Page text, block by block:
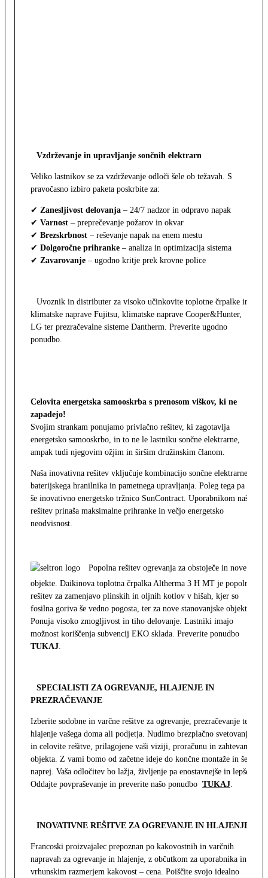
Vzdrževanje in upravljanje sončnih elektrarn
Veliko lastnikov se za vzdrževanje odloči šele ob težavah. S
pravočasno izbiro paketa poskrbite za:
✔ Zanesljivost delovanja – 24/7 nadzor in odpravo napak
✔ Varnost – preprečevanje požarov in okvar
✔ Brezskrbnost – reševanje napak na enem mestu
✔ Dolgoročne prihranke – analiza in optimizacija sistema
✔ Zavarovanje – ugodno kritje prek krovne police
Uvoznik in distributer za visoko učinkovite toplotne črpalke in
klimatske naprave Fujitsu, klimatske naprave Cooper&Hunter,
LG ter prezračevalne sisteme Dantherm. Preverite ugodno
ponudbo.
Celovita energetska samooskrba s prenosom viškov, ki ne
zapadejo!
Svojim strankam ponujamo privlačno rešitev, ki zagotavlja
energetsko samooskrbo, in to ne le lastniku sončne elektrarne,
ampak tudi njegovim ožjim in širšim družinskim članom.
Naša inovativna rešitev vključuje kombinacijo sončne elektrarne,
baterijskega hranilnika in pametnega upravljanja. Poleg tega pa
še inovativno energetsko tržnico SunContract. Uporabnikom naša
rešitev prinaša maksimalne prihranke in večjo energetsko
neodvisnost.
Popolna rešitev ogrevanja za obstoječe in nove
objekte. Daikinova toplotna črpalka Altherma 3 H MT je popolna
rešitev za zamenjavo plinskih in oljnih kotlov v hišah, kjer so
fosilna goriva še vedno pogosta, ter za nove stanovanjske objekte.
Ponuja visoko zmogljivost in tiho delovanje. Lastniki imajo
možnost koriščenja subvencij EKO sklada. Preverite ponudbo
TUKAJ.
SPECIALISTI ZA OGREVANJE, HLAJENJE IN
PREZRAČEVANJE
Izberite sodobne in varčne rešitve za ogrevanje, prezračevanje ter
hlajenje vašega doma ali podjetja. Nudimo brezplačno svetovanje
in celovite rešitve, prilagojene vaši viziji, proračunu in zahtevam
objekta. Z vami bomo od začetne ideje do končne montaže in še
naprej. Vaša odločitev bo lažja, življenje pa enostavnejše in lepše.
Oddajte povpraševanje in preverite našo ponudbo TUKAJ.
INOVATIVNE REŠITVE ZA OGREVANJE IN HLAJENJE
Francoski proizvajalec prepoznan po kakovostnih in varčnih
napravah za ogrevanje in hlajenje, z občutkom za uporabnika in z
vrhunskim razmerjem kakovost – cena. Poiščite svojo idealno